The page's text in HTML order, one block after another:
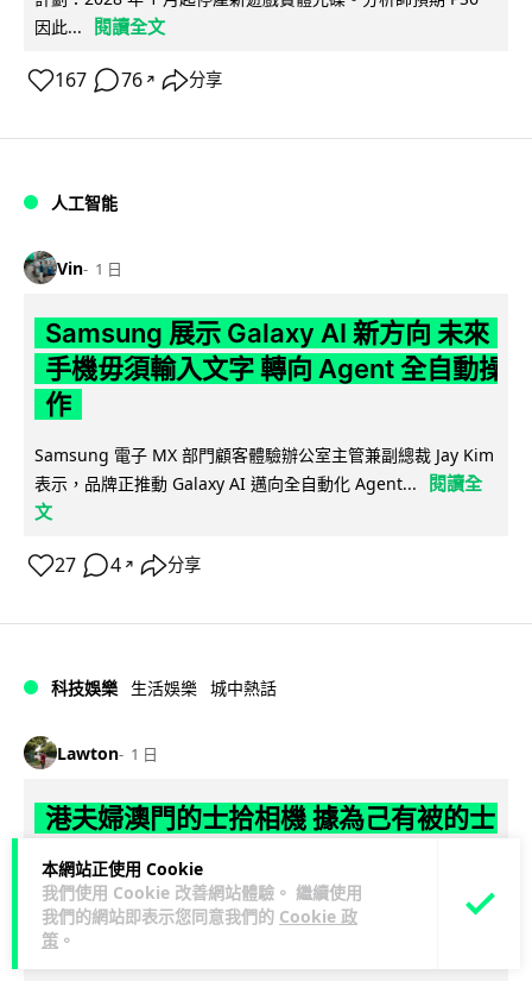
本網站正使用 Cookie
我們使用 Cookie 改善網站體驗。 繼續使用
我們的網站即表示您同意我們的 Cookie 政
策 。
因此...
閱讀全文
167 76 ↗ 分享
人工智能
Vin 1 日
Samsung 展示 Galaxy AI 新方向 未來
手機毋須輸入文字 轉向 Agent 全自動操
作
Samsung 電子 MX 部門顧客體驗辦公室主管兼副總裁 Jay Kim
表示，品牌正推動 Galaxy AI 邁向全自動化 Agent...
閱讀全
文
27 4 ↗ 分享
科技娛樂 生活娛樂 城中熱話
Lawton 1 日
港夫婦澳門的士拾相機 據為己有被的士
Cam 睇到 2 個月後再入境被捕
一對香港夫婦今年 5 月遊澳門乘的士拾獲他人遺留相機及電
池，拾遺不報並帶返香港自用。兩人本月 2 日經港珠澳大橋再